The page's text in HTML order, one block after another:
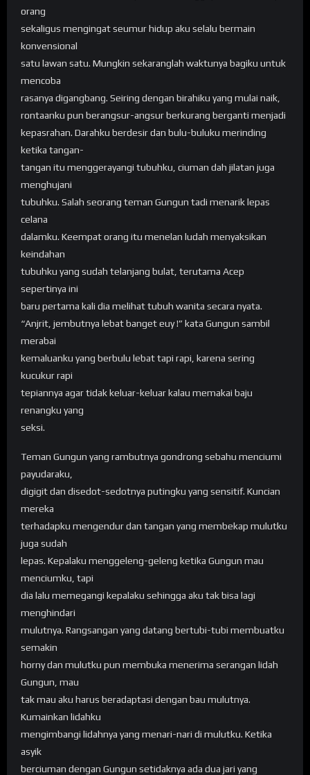
orang
sekaligus mengingat seumur hidup aku selalu bermain
konvensional
satu lawan satu. Mungkin sekaranglah waktunya bagiku untuk
mencoba
rasanya digangbang. Seiring dengan birahiku yang mulai naik,
rontaanku pun berangsur-angsur berkurang berganti menjadi
kepasrahan. Darahku berdesir dan bulu-buluku merinding
ketika tangan-
tangan itu menggerayangi tubuhku, ciuman dah jilatan juga
menghujani
tubuhku. Salah seorang teman Gungun tadi menarik lepas
celana
dalamku. Keempat orang itu menelan ludah menyaksikan
keindahan
tubuhku yang sudah telanjang bulat, terutama Acep
sepertinya ini
baru pertama kali dia melihat tubuh wanita secara nyata.
“Anjrit, jembutnya lebat banget euy !” kata Gungun sambil
merabai
kemaluanku yang berbulu lebat tapi rapi, karena sering
kucukur rapi
tepiannya agar tidak keluar-keluar kalau memakai baju
renangku yang
seksi.
Teman Gungun yang rambutnya gondrong sebahu menciumi
payudaraku,
digigit dan disedot-sedotnya putingku yang sensitif. Kuncian
mereka
terhadapku mengendur dan tangan yang membekap mulutku
juga sudah
lepas. Kepalaku menggeleng-geleng ketika Gungun mau
menciumku, tapi
dia lalu memegangi kepalaku sehingga aku tak bisa lagi
menghindari
mulutnya. Rangsangan yang datang bertubi-tubi membuatku
semakin
horny dan mulutku pun membuka menerima serangan lidah
Gungun, mau
tak mau aku harus beradaptasi dengan bau mulutnya.
Kumainkan lidahku
mengimbangi lidahnya yang menari-nari di mulutku. Ketika
asyik
berciuman dengan Gungun setidaknya ada dua jari yang